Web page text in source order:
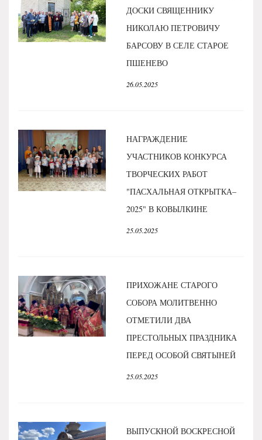
ДОСКИ СВЯЩЕННИКУ
НИКОЛАЮ ПЕТРОВИЧУ
БАРСОВУ В СЕЛЕ СТАРОЕ
ПШЕНЕВО
26.05.2025
НАГРАЖДЕНИЕ
УЧАСТНИКОВ КОНКУРСА
ТВОРЧЕСКИХ РАБОТ
"ПАСХАЛЬНАЯ ОТКРЫТКА–
2025" В КОВЫЛКИНЕ
25.05.2025
ПРИХОЖАНЕ СТАРОГО
СОБОРА МОЛИТВЕННО
ОТМЕТИЛИ ДВА
ПРЕСТОЛЬНЫХ ПРАЗДНИКА
ПЕРЕД ОСОБОЙ СВЯТЫНЕЙ
25.05.2025
ВЫПУСКНОЙ ВОСКРЕСНОЙ